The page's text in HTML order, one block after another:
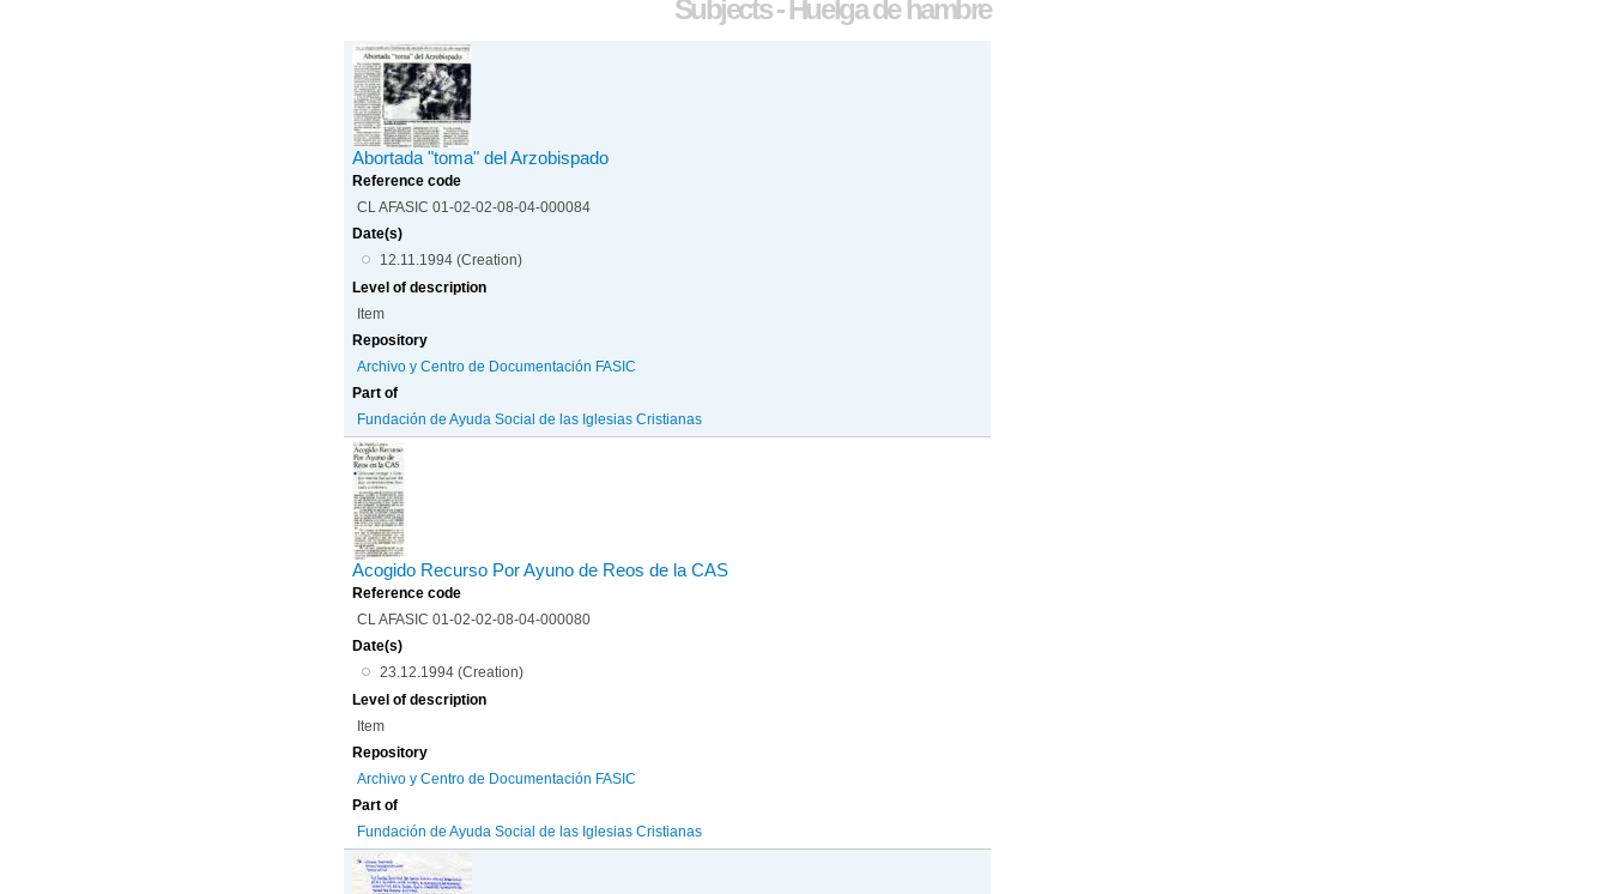
Subjects - Huelga de hambre
Abortada "toma" del Arzobispado
Reference code
CL AFASIC 01-02-02-08-04-000084
Date(s)
12.11.1994 (Creation)
Level of description
Item
Repository
Archivo y Centro de Documentación FASIC
Part of
Fundación de Ayuda Social de las Iglesias Cristianas
Acogido Recurso Por Ayuno de Reos de la CAS
Reference code
CL AFASIC 01-02-02-08-04-000080
Date(s)
23.12.1994 (Creation)
Level of description
Item
Repository
Archivo y Centro de Documentación FASIC
Part of
Fundación de Ayuda Social de las Iglesias Cristianas